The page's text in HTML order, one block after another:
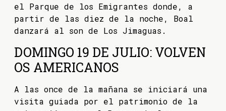
el Parque de los Emigrantes donde, a
partir de las diez de la noche, Boal
danzará al son de Los Jimaguas.
DOMINGO 19 DE JULIO: VOLVEN
OS AMERICANOS
A las once de la mañana se iniciará una
visita guiada por el patrimonio de la